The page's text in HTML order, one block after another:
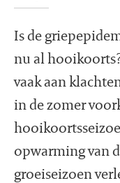
Is de
nu al
vaak aan
in de zomer
opwarming van
groeiseizoen